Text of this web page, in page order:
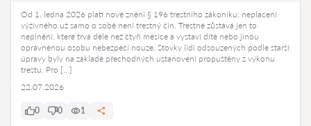
Od 1. ledna 2026 platí nové znění § 196 trestního zákoníku: neplacení
výživného už samo o sobě není trestný čin. Trestné zůstává jen to
neplnění, které trvá déle než čtyři měsíce a vystaví dítě nebo jinou
oprávněnou osobu nebezpečí nouze. Stovky lidí odsouzených podle starší
úpravy byly na základě přechodných ustanovení propuštěny z výkonu
trestu. Pro […]
22.07.2026
0 0 1